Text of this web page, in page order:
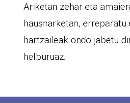
Ariketan zehar eta
hausnarketan, erreparatu
hartzaileak ondo jabetu
helburuaz.